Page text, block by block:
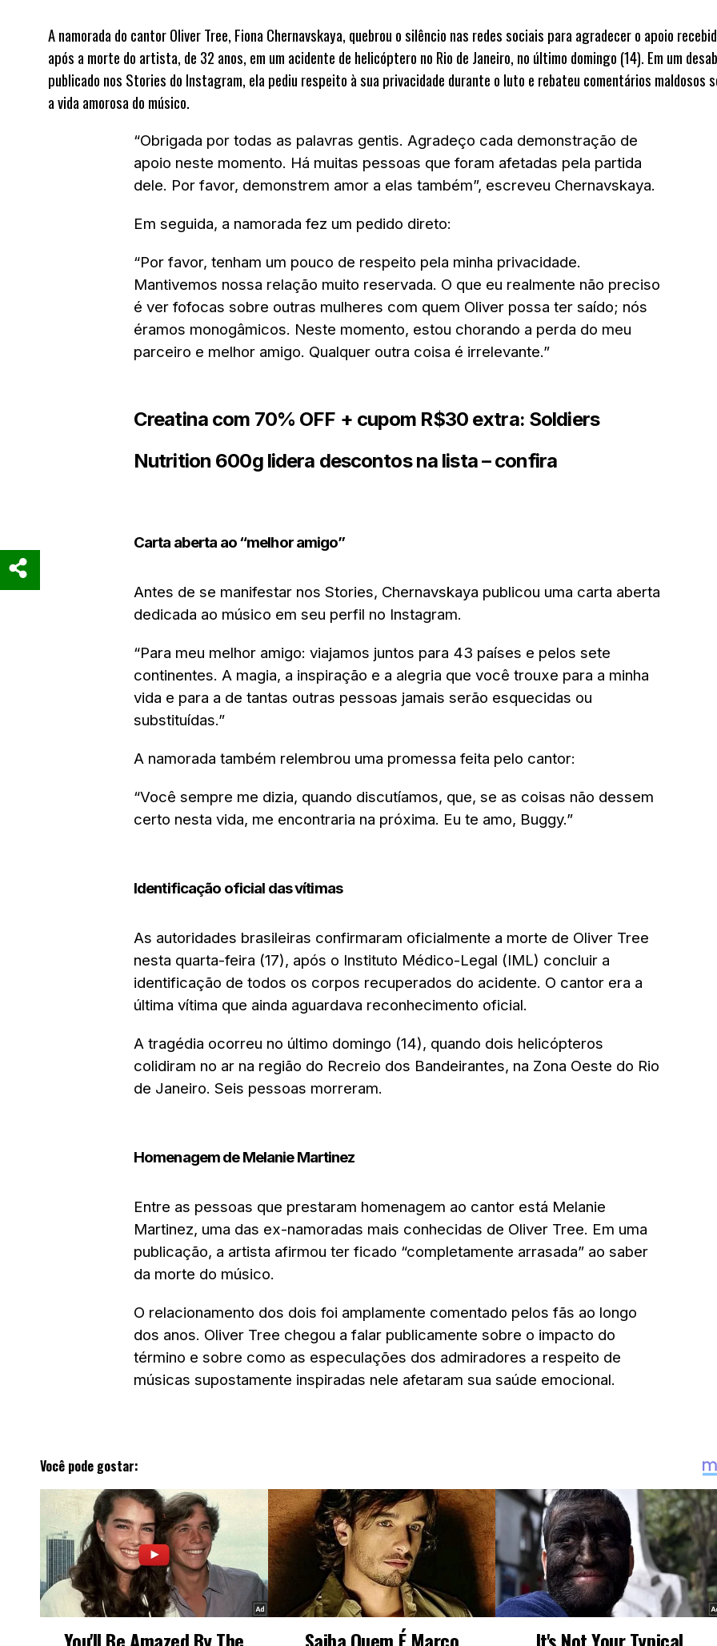
A namorada do cantorOliver Tree, Fiona Chernavskaya, quebrou o silêncio nas redes sociais para agradecer o apoio
após a morte do artista, de 32 anos, em um acidente de helicóptero no Rio de Janeiro, no último domingo (14). Em um
publicado nos Stories do Instagram, ela pediu respeito à sua privacidade durante o luto e rebateu comentários maldosos
a vida amorosa do músico.
“Obrigada por todas as palavras gentis. Agradeço cada demonstração de
apoio neste momento. Há muitas pessoas que foram afetadas pela partida
dele. Por favor, demonstrem amor a elas também”, escreveu Chernavskaya.
Em seguida, a namorada fez um pedido direto:
“Por favor, tenham um pouco de respeito pela minha privacidade.
Mantivemos nossa relação muito reservada. O que eu realmente não preciso
é ver fofocas sobre outras mulheres com quem Oliver possa ter saído; nós
éramos monogâmicos. Neste momento, estou chorando a perda do meu
parceiro e melhor amigo. Qualquer outra coisa é irrelevante.”
Creatina com 70% OFF + cupom R$30 extra: Soldiers
Nutrition 600g lidera descontos na lista – confira
Carta aberta ao “melhor amigo”
Antes de se manifestar nos Stories, Chernavskaya publicou uma carta aberta
dedicada ao músico em seu perfil no Instagram.
“Para meu melhor amigo: viajamos juntos para 43 países e pelos sete
continentes. A magia, a inspiração e a alegria que você trouxe para a minha
vida e para a de tantas outras pessoas jamais serão esquecidas ou
substituídas.”
A namorada também relembrou uma promessa feita pelo cantor:
“Você sempre me dizia, quando discutíamos, que, se as coisas não dessem
certo nesta vida, me encontraria na próxima. Eu te amo, Buggy.”
Identificação oficial das vítimas
As autoridades brasileiras confirmaram oficialmente a morte de Oliver Tree
nesta quarta-feira (17), após o Instituto Médico-Legal (IML) concluir a
identificação de todos os corpos recuperados do acidente. O cantor era a
última vítima que ainda aguardava reconhecimento oficial.
A tragédia ocorreu no último domingo (14), quando dois helicópteros
colidiram no ar na região do Recreio dos Bandeirantes, na Zona Oeste do Rio
de Janeiro. Seis pessoas morreram.
Homenagem de Melanie Martinez
Entre as pessoas que prestaram homenagem ao cantor está Melanie
Martinez, uma das ex-namoradas mais conhecidas de Oliver Tree. Em uma
publicação, a artista afirmou ter ficado “completamente arrasada” ao saber
da morte do músico.
O relacionamento dos dois foi amplamente comentado pelos fãs ao longo
dos anos. Oliver Tree chegou a falar publicamente sobre o impacto do
término e sobre como as especulações dos admiradores a respeito de
músicas supostamente inspiradas nele afetaram sua saúde emocional.